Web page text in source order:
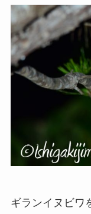
ギランイヌビワ